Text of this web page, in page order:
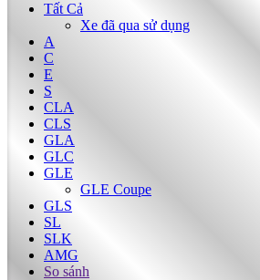
Tất Cả
Xe đã qua sử dụng
A
C
E
S
CLA
CLS
GLA
GLC
GLE
GLE Coupe
GLS
SL
SLK
AMG
So sánh